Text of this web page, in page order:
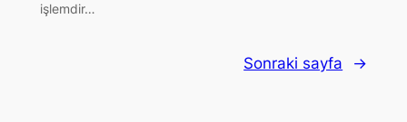
işlemdir…
Sonraki sayfa →